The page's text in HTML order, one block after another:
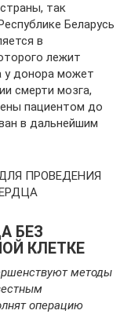
так
Беларусь
в
лежит
у донора может
смерти мозга,
пациентом до
в дальнейшим
ПРОВЕДЕНИЯ
БЕЗ
КЛЕТКЕ
методы
операцию